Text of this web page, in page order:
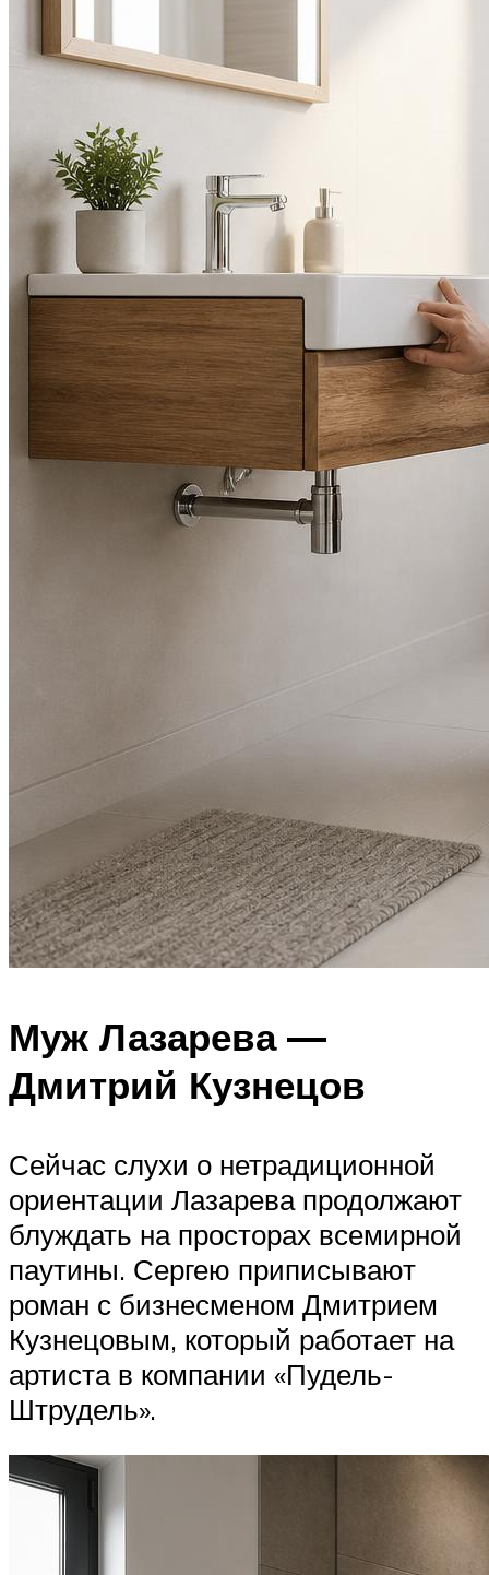
Муж Лазарева —
Дмитрий Кузнецов
Сейчас слухи о нетрадиционной
ориентации Лазарева продолжают
блуждать на просторах всемирной
паутины. Сергею приписывают
роман с бизнесменом Дмитрием
Кузнецовым, который работает на
артиста в компании «Пудель-
Штрудель».